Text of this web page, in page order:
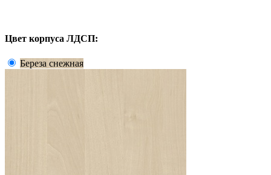
Цвет корпуса ЛДСП:
Береза снежная